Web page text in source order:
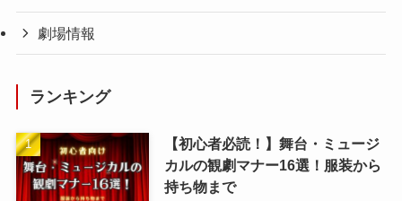
劇場情報
ランキング
【初心者必読！】舞台・ミュージ
カルの観劇マナー16選！服装から
持ち物まで